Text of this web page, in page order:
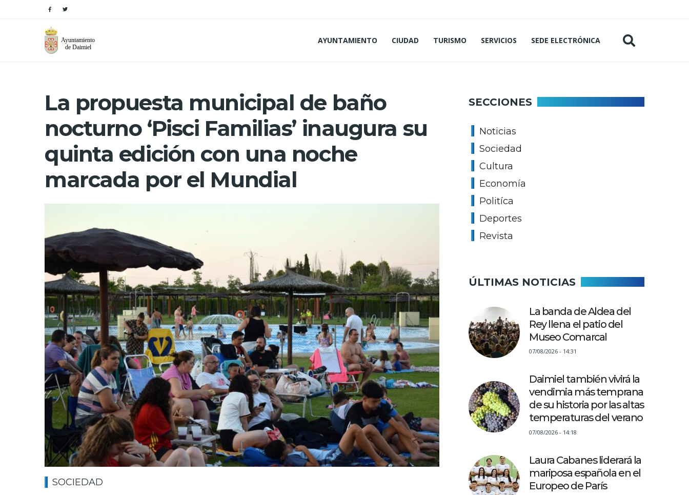
AYUNTAMIENTO CIUDAD TURISMO SERVICIOS SEDE ELECTRÓNICA
La propuesta municipal de baño
nocturno ‘Pisci Familias’ inaugura su
quinta edición con una noche
marcada por el Mundial
SOCIEDAD
SECCIONES
Noticias
Sociedad
Cultura
Economía
Politíca
Deportes
Revista
ÚLTIMAS NOTICIAS
La banda de Aldea del
Rey llena el patio del
Museo Comarcal
07/08/2026 - 14:31
Daimiel también vivirá la
vendimia más temprana
de su historia por las altas
temperaturas del verano
07/08/2026 - 14:18
Laura Cabanes liderará la
mariposa española en el
Europeo de París